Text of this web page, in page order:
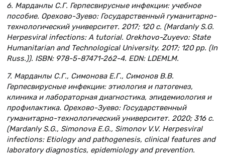
6. Марданлы С.Г. Герпесвирусные инфекции: учебное
пособие. Орехово-Зуево: Государственный гуманитарно-
технологический университет. 2017; 120 c. (Mardanly S.G.
Herpesviral infections: A tutorial. Orekhovo-Zuyevo: State
Humanitarian and Technological University. 2017; 120 pp. (In
Russ.)). ISBN: 978-5-87471-262-4. EDN: LDEMLM.
7. Марданлы С.Г., Симонова Е.Г., Симонов В.В.
Герпесвирусные инфекции: этиология и патогенез,
клиника и лабораторная диагностика, эпидемиология и
профилактика. Орехово-Зуево: Государственный
гуманитарно-технологический университет. 2020; 316 c.
(Mardanly S.G., Simonova E.G., Simonov V.V. Herpesviral
infections: Etiology and pathogenesis, clinical features and
laboratory diagnostics, epidemiology and prevention.